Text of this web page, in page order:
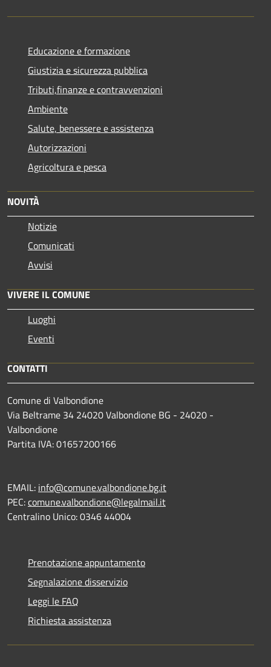
Educazione e formazione
Giustizia e sicurezza pubblica
Tributi,finanze e contravvenzioni
Ambiente
Salute, benessere e assistenza
Autorizzazioni
Agricoltura e pesca
NOVITÀ
Notizie
Comunicati
Avvisi
VIVERE IL COMUNE
Luoghi
Eventi
CONTATTI
Comune di Valbondione
Via Beltrame 34 24020 Valbondione BG - 24020 -
Valbondione
Partita IVA: 01657200166
EMAIL: info@comune.valbondione.bg.it
PEC:comune.valbondione@legalmail.it
Centralino Unico: 0346 44004
Prenotazione appuntamento
Segnalazione disservizio
Leggi le FAQ
Richiesta assistenza